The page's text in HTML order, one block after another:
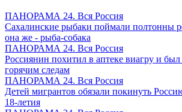
ПАНОРАМА 24. Вся Россия
Сахалинские рыбаки поймали полтонны
она же - рыба-собака
ПАНОРАМА 24. Вся Россия
Россиянин похитил в аптеке виагру и
горячим следам
ПАНОРАМА 24. Вся Россия
Детей мигрантов обязали покинуть
18-летия